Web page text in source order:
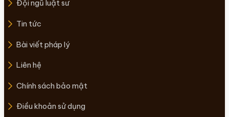
Đội ngũ luật sư
Tin tức
Bài viết pháp lý
Liên hệ
Chính sách bảo mật
Điều khoản sử dụng